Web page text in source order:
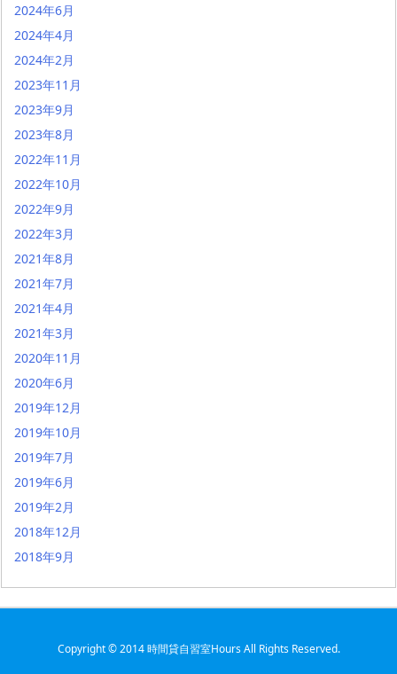
2024年6月
2024年4月
2024年2月
2023年11月
2023年9月
2023年8月
2022年11月
2022年10月
2022年9月
2022年3月
2021年8月
2021年7月
2021年4月
2021年3月
2020年11月
2020年6月
2019年12月
2019年10月
2019年7月
2019年6月
2019年2月
2018年12月
2018年9月
Copyright ©2014 時間貸自習室HoursAll Rights Reserved.